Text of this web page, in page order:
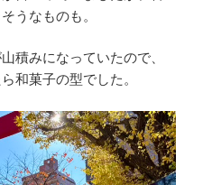
うなものも。
積みになっていたので、
和菓子の型でした。